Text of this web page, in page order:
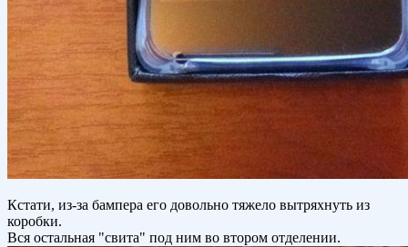
Кстати, из-за бампера его довольно тяжело вытряхнуть из
коробки.
Вся остальная "свита" под ним во втором отделении.